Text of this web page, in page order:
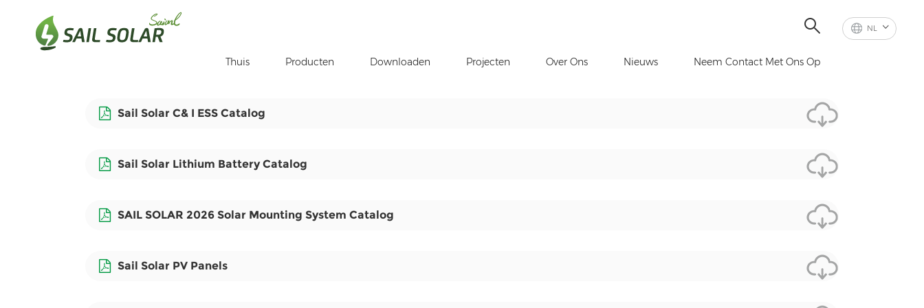
NL
Thuis Producten Downloaden Projecten Over Ons Nieuws
Neem Contact Met Ons Op
Sail Solar C& I ESS Catalog
Sail Solar Lithium Battery Catalog
SAIL SOLAR 2026 Solar Mounting System Catalog
Sail Solar PV Panels